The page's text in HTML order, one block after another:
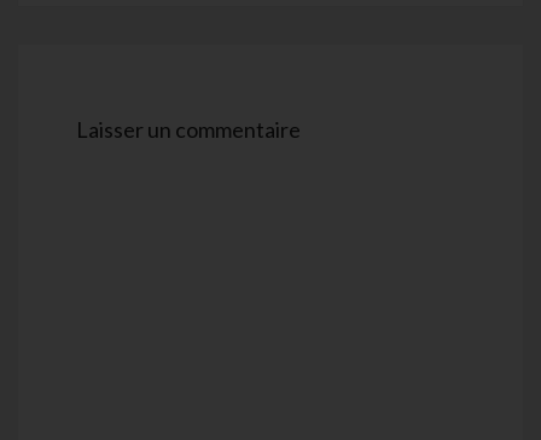
Laisser un commentaire